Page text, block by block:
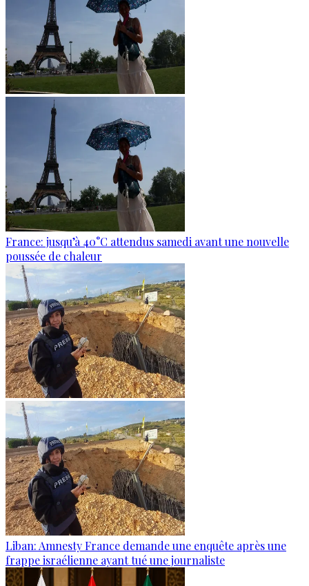
France: jusqu’à 40°C attendus samedi avant une nouvelle
poussée de chaleur
Liban: Amnesty France demande une enquête après une
frappe israélienne ayant tué une journaliste